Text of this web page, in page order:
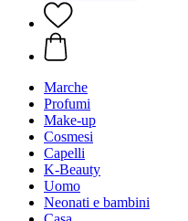
Marche
Profumi
Make-up
Cosmesi
Capelli
K-Beauty
Uomo
Neonati e bambini